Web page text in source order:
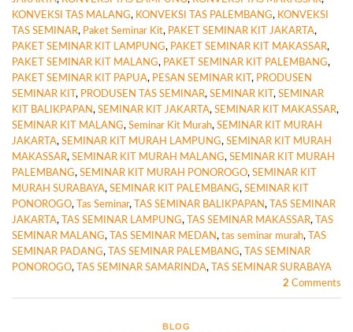
KONVEKSI TAS MALANG, KONVEKSI TAS PALEMBANG, KONVEKSI
TAS SEMINAR, Paket Seminar Kit, PAKET SEMINAR KIT JAKARTA,
PAKET SEMINAR KIT LAMPUNG, PAKET SEMINAR KIT MAKASSAR,
PAKET SEMINAR KIT MALANG, PAKET SEMINAR KIT PALEMBANG,
PAKET SEMINAR KIT PAPUA, PESAN SEMINAR KIT , PRODUSEN
SEMINAR KIT , PRODUSEN TAS SEMINAR, SEMINAR KIT , SEMINAR
KIT BALIKPAPAN, SEMINAR KIT JAKARTA, SEMINAR KIT MAKASSAR,
SEMINAR KIT MALANG, Seminar Kit Murah, SEMINAR KIT MURAH
JAKARTA, SEMINAR KIT MURAH LAMPUNG, SEMINAR KIT MURAH
MAKASSAR, SEMINAR KIT MURAH MALANG, SEMINAR KIT MURAH
PALEMBANG, SEMINAR KIT MURAH PONOROGO, SEMINAR KIT
MURAH SURABAYA, SEMINAR KIT PALEMBANG, SEMINAR KIT
PONOROGO, Tas Seminar, TAS SEMINAR BALIKPAPAN,
TAS SEMINAR
JAKARTA, TAS SEMINAR LAMPUNG, TAS SEMINAR MAKASSAR,
TAS
SEMINAR MALANG, TAS SEMINAR MEDAN, tas seminar murah,
TAS
SEMINAR PADANG, TAS SEMINAR PALEMBANG,
TAS SEMINAR
PONOROGO, TAS SEMINAR SAMARINDA,
TAS SEMINAR SURABAYA
2 Comments
BLOG